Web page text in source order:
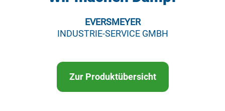
EVERSMEYER
INDUSTRIE-SERVICE GMBH
Zur Produktübersicht